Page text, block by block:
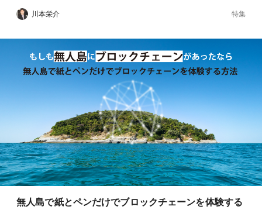
川本栄介 特集
無人島で紙とペンだけでブロックチェーンを体験する